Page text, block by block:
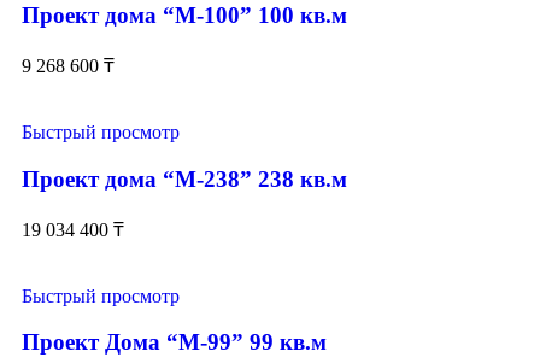
Проект дома “М-100” 100 кв.м
9 268 600 ₸
Быстрый просмотр
Проект дома “М-238” 238 кв.м
19 034 400 ₸
Быстрый просмотр
Проект Дома “М-99” 99 кв.м